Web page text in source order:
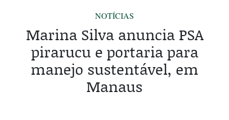
NOTÍCIAS
Marina Silva anuncia PSA
pirarucu e portaria para
manejo sustentável, em
Manaus